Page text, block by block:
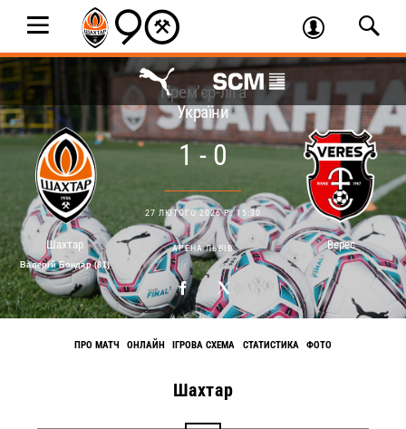
Шахтар
Валерій Бондар (81)
Прем’єр-ліга
України
1 - 0
27 ЛЮТОГО 2026 Р. 15:30
АРЕНА ЛЬВІВ Верес
ПРО МАТЧ ОНЛАЙН ІГРОВА СХЕМА СТАТИСТИКА ФОТО
Шахтар